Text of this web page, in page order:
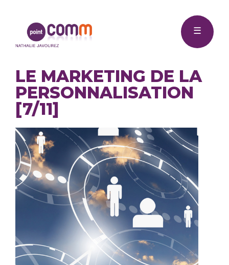
Point
☰
LE MARKETING DE LA
PERSONNALISATION
[7/11]